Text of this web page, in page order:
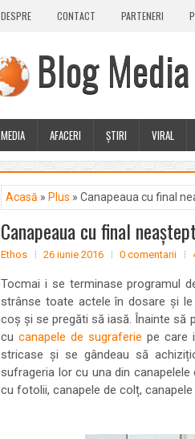
DESPRE CONTACT PARTENERI
Blog Media
MEDIA AFACERI ȘTIRI VIRAL
Acasă » Plus » Canapeaua cu final
Canapeaua cu final
Ethos 26 iunie 2016 0 comentarii
Tocmai i se terminase programul
strânse toate actele în dosare și
coș și se pregăti să iasă. Înainte să
cu canapele de sugraferie pe care
stricase și se gândeau să
sufrageria lor cu una din
cu fotolii, canapele de colț,